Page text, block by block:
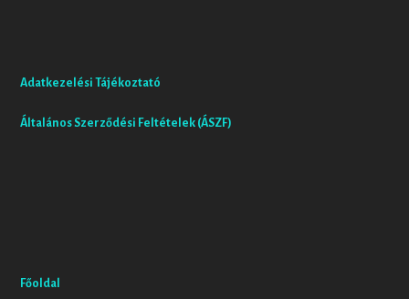
Adatkezelési Tájékoztató
Általános Szerződési Feltételek (ÁSZF)
Főoldal